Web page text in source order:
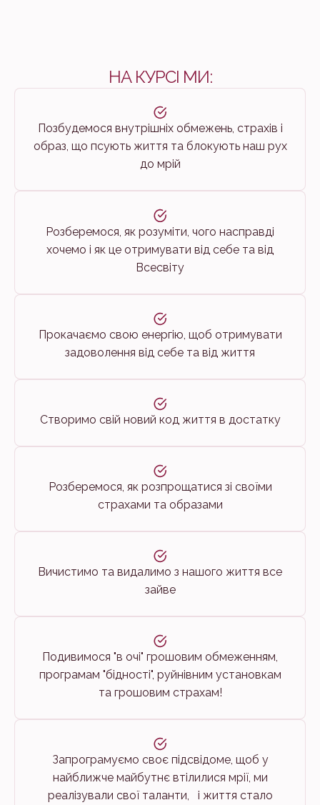
НА КУРСІ МИ:
Позбудемося внутрішніх обмежень, страхів і
образ, що псують життя та блокують наш рух
до мрій
Розберемося, як розуміти, чого насправді
хочемо і як це отримувати від себе та від
Всесвіту
Прокачаємо свою енергію, щоб отримувати
задоволення від себе та від життя
Створимо свій новий код життя в достатку
Розберемося, як розпрощатися зі своїми
страхами та образами
Вичистимо та видалимо з нашого життя все
зайве
Подивимося "в очі" грошовим обмеженням,
програмам "бідності", руйнівним установкам
та грошовим страхам!
Запрограмуємо своє підсвідоме, щоб у
найближче майбутнє втілилися мрії, ми
реалізували свої таланти, і життя стало